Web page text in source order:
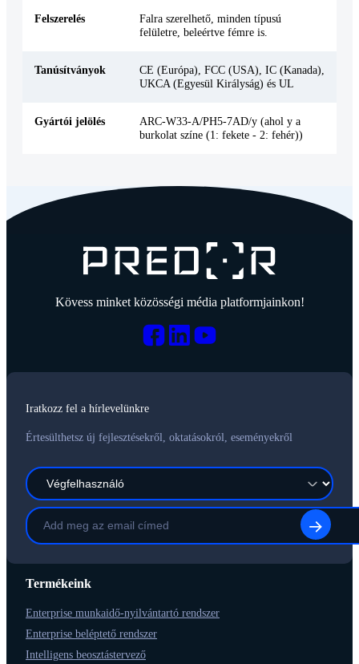
Felszerelés
Falra szerelhető, minden típusú
felületre, beleértve fémre is.
Tanúsítványok
CE (Európa), FCC (USA), IC (Kanada),
UKCA (Egyesül Királyság) és UL
Gyártói jelölés
ARC-W33-A/PH5-7AD/y (ahol y a
burkolat színe (1: fekete - 2: fehér))
Kövess minket közösségi média platformjainkon!
Termékeink
Enterprise munkaidő-nyilvántartó rendszer
Enterprise beléptető rendszer
Intelligens beosztástervező
Iratkozz fel a hírlevelünkre
Értesülthetsz új fejlesztésekről, oktatásokról, eseményekről